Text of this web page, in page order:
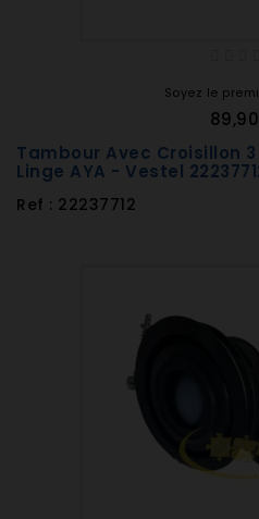
Soyez le
Tambour Avec Croisillon
Linge AYA - Vestel
Ref : 22237712